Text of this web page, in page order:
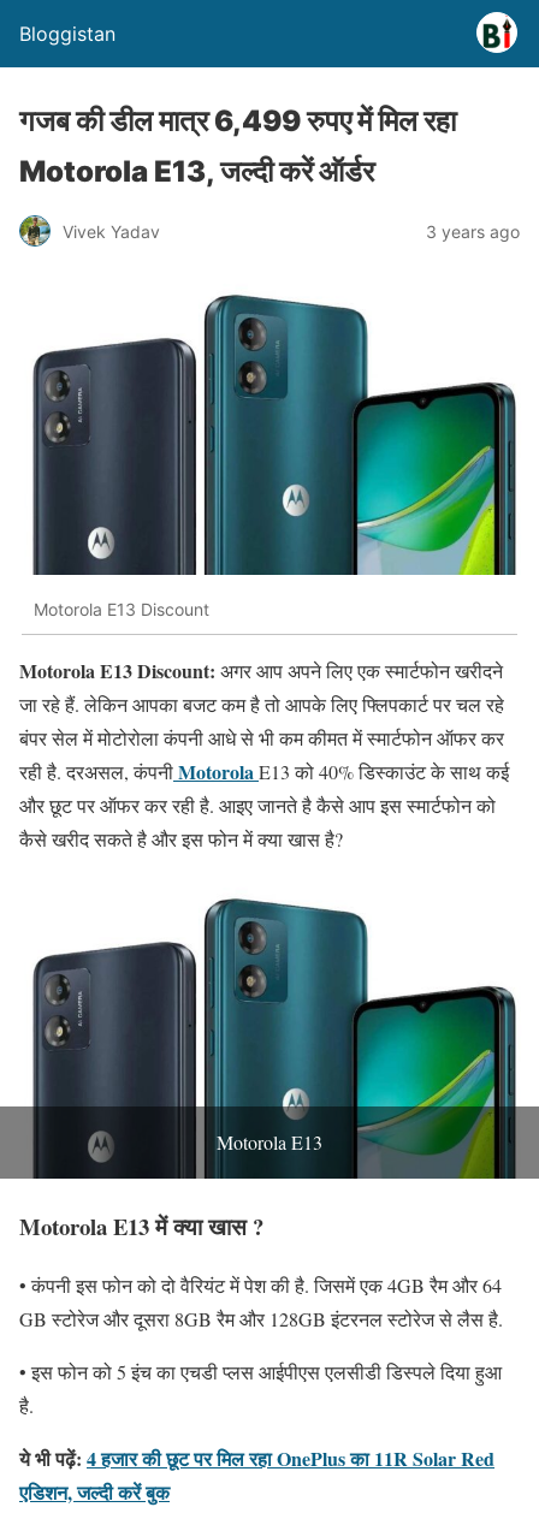
Bloggistan
गजब की डील मात्र 6,499 रुपए में मिल रहा
Motorola E13, जल्दी करें ऑर्डर
Vivek Yadav 3 years ago
Motorola E13 Discount
Motorola E13 Discount: अगर आप अपने लिए एक स्मार्टफोन खरीदने
जा रहे हैं. लेकिन आपका बजट कम है तो आपके लिए फ्लिपकार्ट पर चल रहे
बंपर सेल में मोटोरोला कंपनी आधे से भी कम कीमत में स्मार्टफोन ऑफर कर
रही है. दरअसल, कंपनीMotorolaE13 को 40% डिस्काउंट के साथ कई
और छूट पर ऑफर कर रही है. आइए जानते है कैसे आप इस स्मार्टफोन को
कैसे खरीद सकते है और इस फोन में क्या खास है?
Motorola E13
Motorola E13 में क्या खास ?
• कंपनी इस फोन को दो वैरियंट में पेश की है. जिसमें एक 4GB रैम और 64
GB स्टोरेज और दूसरा 8GB रैम और 128GB इंटरनल स्टोरेज से लैस है.
• इस फोन को 5 इंच का एचडी प्लस आईपीएस एलसीडी डिस्पले दिया हुआ
है.
ये भी पढ़ें: 4 हजार की छूट पर मिल रहा OnePlus का 11R Solar Red
एडिशन, जल्दी करें बुक